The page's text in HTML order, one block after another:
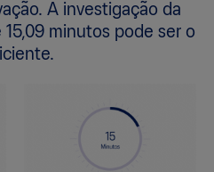
A investigação da
minutos pode ser o